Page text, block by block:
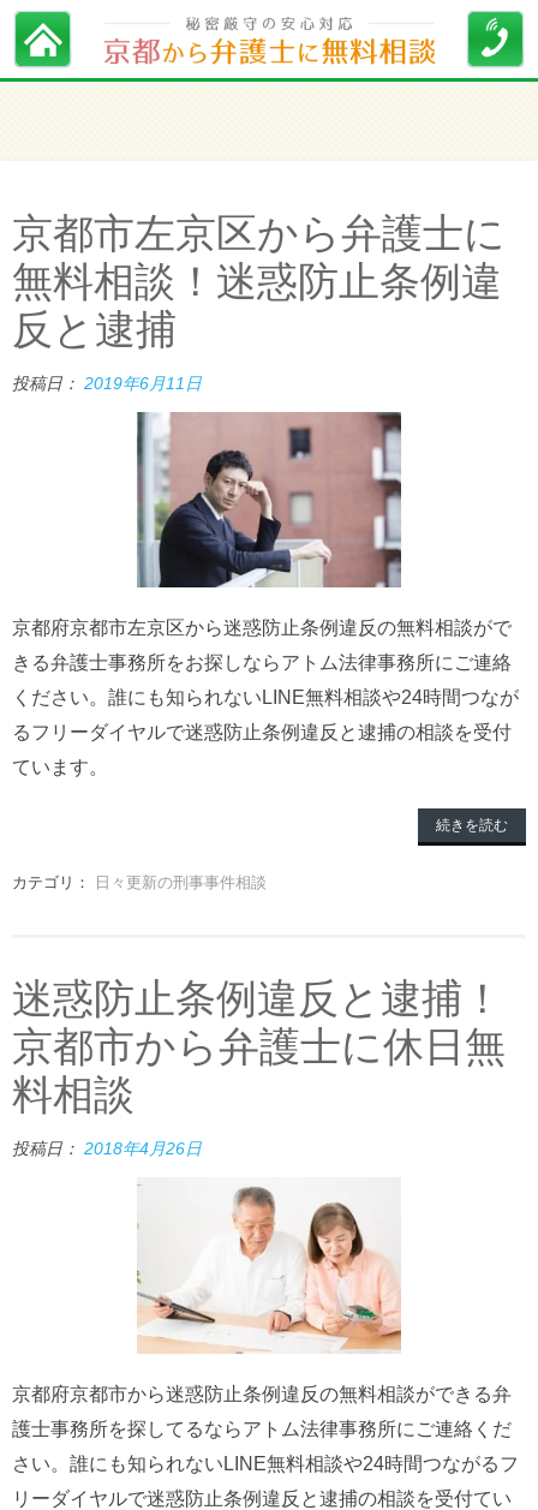
京都市左京区から弁護士に
無料相談！迷惑防止条例違
反と逮捕
投稿日： 2019年6月11日
京都府京都市左京区から迷惑防止条例違反の無料相談がで
きる弁護士事務所をお探しならアトム法律事務所にご連絡
ください。誰にも知られないLINE無料相談や24時間つなが
るフリーダイヤルで迷惑防止条例違反と逮捕の相談を受付
ています。
続きを読む
カテゴリ： 日々更新の刑事事件相談
迷惑防止条例違反と逮捕！
京都市から弁護士に休日無
料相談
投稿日： 2018年4月26日
京都府京都市から迷惑防止条例違反の無料相談ができる弁
護士事務所を探してるならアトム法律事務所にご連絡くだ
さい。誰にも知られないLINE無料相談や24時間つながるフ
リーダイヤルで迷惑防止条例違反と逮捕の相談を受付てい